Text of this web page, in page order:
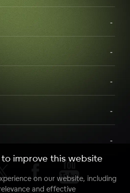
improve this website
on our website, including
and effective